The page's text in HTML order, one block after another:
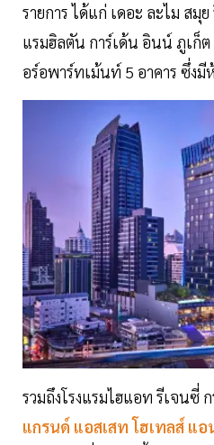
รายการ ได้แก่ เดอะ ละไม สมุ
แรมฮิลตัน การ์เด้น อินน์ ภูเก็
อร์อพาร์ทเม้นท์ 5 อาคาร ซึ่งมี
รวมถึงโรงแรมไฮแอท รีเจนซี่
แกรนด์ แอสเสท โฮเทลส์ แ